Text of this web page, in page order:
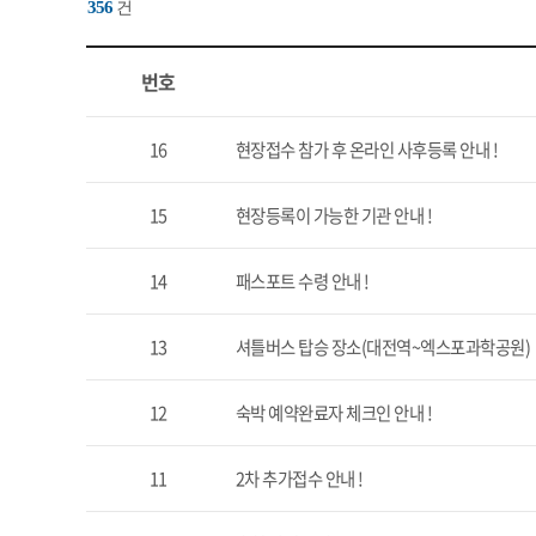
356 건
번호,
작성일,
번호
16 현장접수 참가 후 온라인 사후등록 안내 !
15 현장등록이 가능한 기관 안내 !
14 패스포트 수령 안내 !
13 셔틀버스 탑승 장소(대전역~엑스포과학공원)
12 숙박 예약완료자 체크인 안내 !
11 2차 추가접수 안내 !